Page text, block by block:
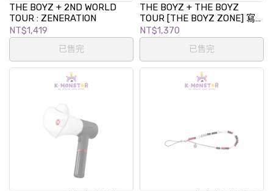
THE BOYZ + 2ND WORLD
TOUR : ZENERATION
NT$1,419
已售完
THE BOYZ + THE BOYZ
TOUR [THE BOYZ ZONE] 寫
真書
NT$1,370
已售完